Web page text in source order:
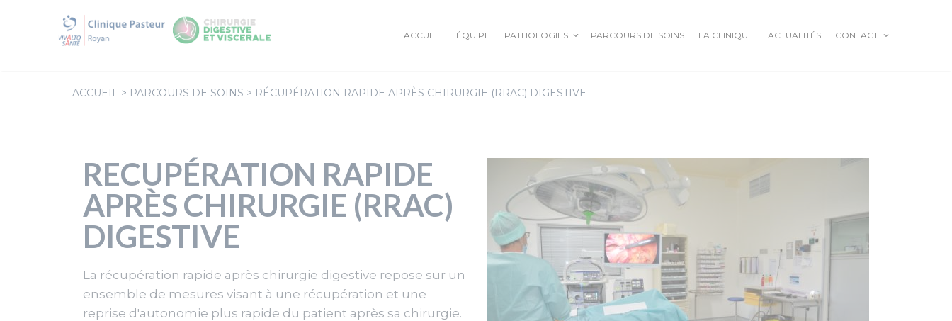
ACCUEIL ÉQUIPE PATHOLOGIES
L’OBÉSITÉ EN DÉTAILS
SLEEVE GASTRECTOMIE
BYPASS
OESOPHAGE
HYPERPARATHYROÏDIE
HERNIE HIATALE
HERNIE OMBILICALE
HERNIE INGUINALE
EVENTRATION
CHAMBRE IMPLANTABLE
PARCOURS DE SOINS LA CLINIQUE ACTUALITÉS CONTACT
ACCUEIL > PARCOURS DE SOINS > RÉCUPÉRATION RAPIDE APRÈS CHIRURGIE (RRAC) DIGESTIVE
RECUPÉRATION RAPIDE
APRÈS CHIRURGIE (RRAC)
DIGESTIVE
La récupération rapide après chirurgie digestive repose sur un
ensemble de mesures visant à une récupération et une
reprise d'autonomie plus rapide du patient après sa chirurgie.